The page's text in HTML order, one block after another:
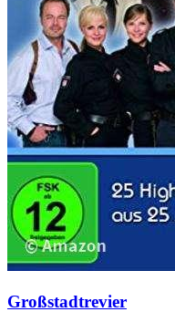
Großstadtrevier